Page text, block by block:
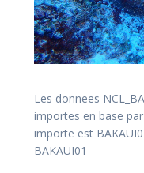
Les donnees
importes en base
importe est
BAKAUI01